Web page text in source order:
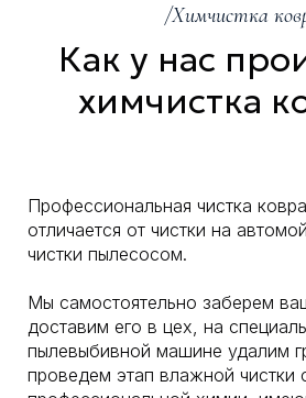
/Химчистка
Как у нас
химчистка
Профессиональная чистка
отличается от чистки на
чистки пылесосом.
Мы самостоятельно заберем
доставим его в цех, на
пылевыбивной машине удалим
проведем этап влажной